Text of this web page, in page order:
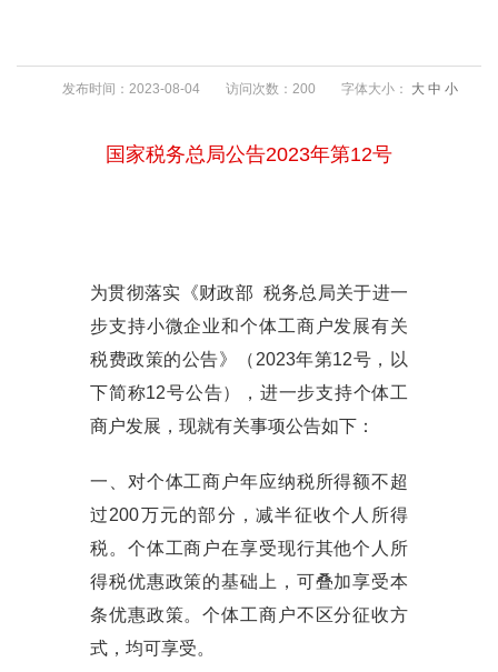
发布时间：2023-08-04 访问次数：200 字体大小： 大 中 小
国家税务总局公告2023年第12号
为贯彻落实《财政部 税务总局关于进一
步支持小微企业和个体工商户发展有关
税费政策的公告》（2023年第12号，以
下简称12号公告），进一步支持个体工
商户发展，现就有关事项公告如下：
一、对个体工商户年应纳税所得额不超
过200万元的部分，减半征收个人所得
税。个体工商户在享受现行其他个人所
得税优惠政策的基础上，可叠加享受本
条优惠政策。个体工商户不区分征收方
式，均可享受。